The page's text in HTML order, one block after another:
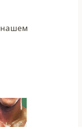
нашем